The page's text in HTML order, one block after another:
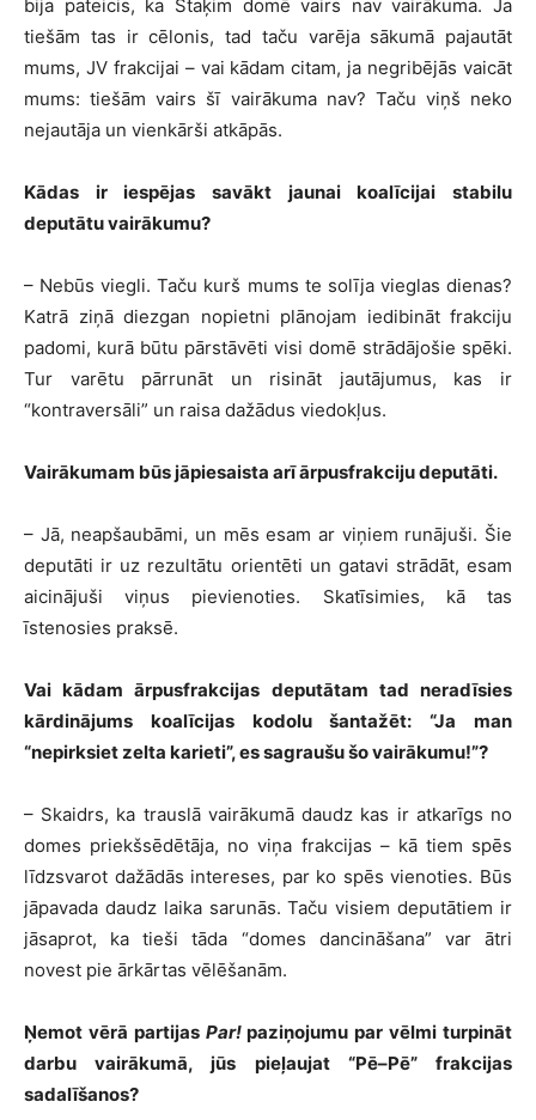
bija pateicis, ka Staķim domē vairs nav vairākuma. Ja
tiešām tas ir cēlonis, tad taču varēja sākumā pajautāt
mums, JV frakcijai – vai kādam citam, ja negribējās vaicāt
mums: tiešām vairs šī vairākuma nav? Taču viņš neko
nejautāja un vienkārši atkāpās.
Kādas ir iespējas savākt jaunai koalīcijai stabilu
deputātu vairākumu?
– Nebūs viegli. Taču kurš mums te solīja vieglas dienas?
Katrā ziņā diezgan nopietni plānojam iedibināt frakciju
padomi, kurā būtu pārstāvēti visi domē strādājošie spēki.
Tur varētu pārrunāt un risināt jautājumus, kas ir
“kontraversāli” un raisa dažādus viedokļus.
Vairākumam būs jāpiesaista arī ārpusfrakciju deputāti.
– Jā, neapšaubāmi, un mēs esam ar viņiem runājuši. Šie
deputāti ir uz rezultātu orientēti un gatavi strādāt, esam
aicinājuši viņus pievienoties. Skatīsimies, kā tas
īstenosies praksē.
Vai kādam ārpusfrakcijas deputātam tad neradīsies
kārdinājums koalīcijas kodolu šantažēt: “Ja man
“nepirksiet zelta karieti”, es sagraušu šo vairākumu!”?
– Skaidrs, ka trauslā vairākumā daudz kas ir atkarīgs no
domes priekšsēdētāja, no viņa frakcijas – kā tiem spēs
līdzsvarot dažādās intereses, par ko spēs vienoties. Būs
jāpavada daudz laika sarunās. Taču visiem deputātiem ir
jāsaprot, ka tieši tāda “domes dancināšana” var ātri
novest pie ārkārtas vēlēšanām.
Ņemot vērā partijasPar!paziņojumu par vēlmi turpināt
darbu vairākumā, jūs pieļaujat “Pē–Pē” frakcijas
sadalīšanos?